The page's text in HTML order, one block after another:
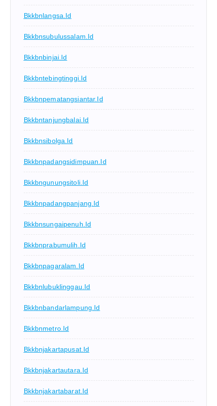
Bkkbnlangsa.id
Bkkbnsubulussalam.id
Bkkbnbinjai.id
Bkkbntebingtinggi.id
Bkkbnpematangsiantar.id
Bkkbntanjungbalai.id
Bkkbnsibolga.id
Bkkbnpadangsidimpuan.id
Bkkbngunungsitoli.id
Bkkbnpadangpanjang.id
Bkkbnsungaipenuh.id
Bkkbnprabumulih.id
Bkkbnpagaralam.id
Bkkbnlubuklinggau.id
Bkkbnbandarlampung.id
Bkkbnmetro.id
Bkkbnjakartapusat.id
Bkkbnjakartautara.id
Bkkbnjakartabarat.id